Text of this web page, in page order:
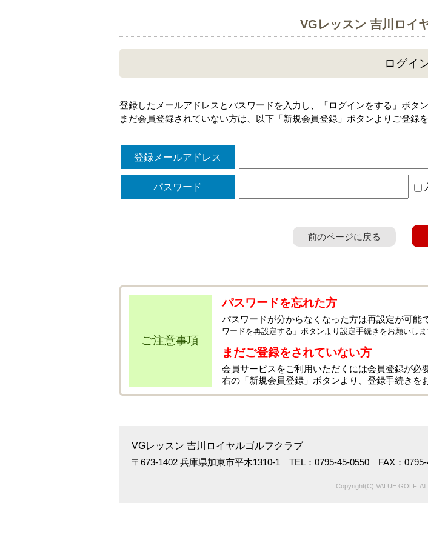
VGレッスン 吉川ロイ
ログイ
登録したメールアドレスとパスワードを入力し、「ログインをする」ボタ
まだ会員登録されていない方は、以下「新規会員登録」ボタンよりご登録
登録メールアドレス
パスワード
前のページに戻る
ご注意事項
パスワードを忘れた方
パスワードが分からなくなった方は再設定が可能
ワードを再設定する」ボタンより設定手続きをお願いしま
まだご登録をされていない方
会員サービスをご利用いただくには会員登録が必
右の「新規会員登録」ボタンより、登録手続きを
VGレッスン 吉川ロイヤルゴルフクラブ
〒673-1402 兵庫県加東市平木1310-1 TEL：0795-45-0550 FAX：0795-
Copyright(C) VALUE GOLF.